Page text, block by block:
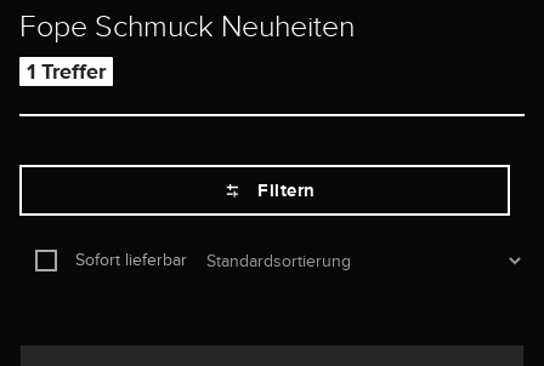
Fope Schmuck Neuheiten
1 Treffer
Filtern
Sofort lieferbar